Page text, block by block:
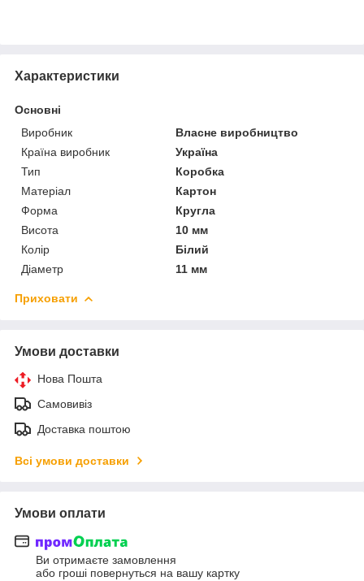
Характеристики
Основні
Виробник
Власне виробництво
Країна виробник
Україна
Тип
Коробка
Матеріал
Картон
Форма
Кругла
Висота
10 мм
Колір
Білий
Діаметр
11 мм
Приховати
Умови доставки
Нова Пошта
Самовивіз
Доставка поштою
Всі умови доставки
Умови оплати
Ви отримаєте замовлення
або гроші повернуться на вашу картку